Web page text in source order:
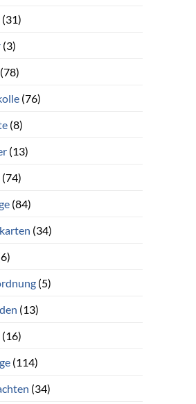
(31)
(3)
(76)
(8)
(13)
(74)
(84)
(34)
(5)
(13)
(16)
(114)
(34)